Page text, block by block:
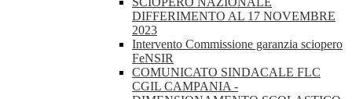
DIFFERIMENTO AL 17 NOVEMBRE
2023
Intervento Commissione garanzia sciopero
FeNSIR
COMUNICATO SINDACALE FLC
CGIL CAMPANIA -